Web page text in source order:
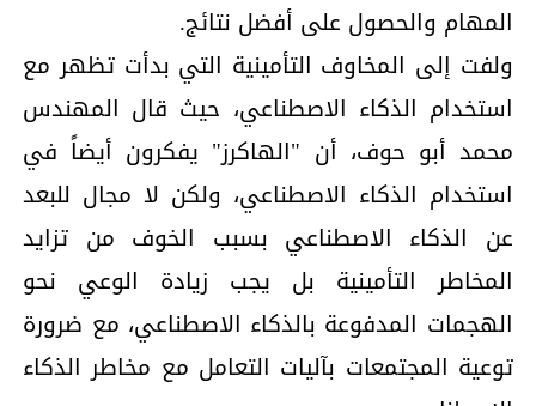
المهام والحصول على أفضل نتائج.
ولفت إلى المخاوف التأمينية التي بدأت تظهر مع
استخدام الذكاء الاصطناعي، حيث قال المهندس
محمد أبو حوف، أن "الهاكرز" يفكرون أيضاً في
استخدام الذكاء الاصطناعي، ولكن لا مجال للبعد
عن الذكاء الاصطناعي بسبب الخوف من تزايد
المخاطر التأمينية بل يجب زيادة الوعي نحو
الهجمات المدفوعة بالذكاء الاصطناعي، مع ضرورة
توعية المجتمعات بآليات التعامل مع مخاطر الذكاء